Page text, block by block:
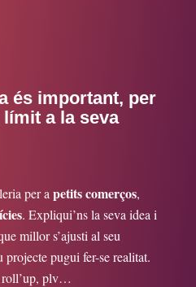
és important, per
a la seva
per a petits comerços,
. Expliqui’ns la seva idea i
millor s’ajusti al seu
projecte pugui fer-se realitat.
roll’up, plv…